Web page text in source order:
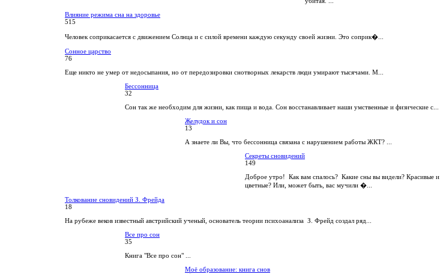
Влияние режима сна на здоровье
515
Человек соприкасается с движением Солнца и с силой времени каждую секунду своей жизни. Это соприк�...
Сонное царство
76
Еще никто не умер от недосыпания, но от передозировки снотворных лекарств люди умирают тысячами. М...
Бессонница
32
Сон так же необходим для жизни, как пища и вода. Сон восстанавливает наши умственные и физические с...
Желудок и сон
13
А знаете ли Вы, что бессонница связана с нарушением работы ЖКТ? ...
Секреты сновидений
149
Доброе утро! Как вам спалось? Какие сны вы видели? Красивые и
цветные? Или, может быть, вас мучили �...
Толкование сновидений З. Фрейда
18
На рубеже веков известный австрийский ученый, основатель теории психоанализа З. Фрейд создал ряд...
Все про сон
35
Книга "Все про сон" ...
Моё образование: книга снов